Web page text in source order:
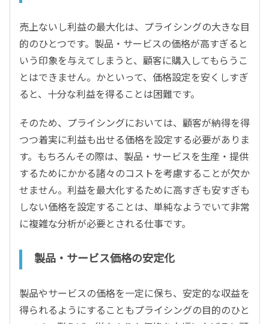
売上ないし利益の最大化は、プライシングの大きな目
的のひとつです。製品・サービスの価格が高すぎると
いう印象を与えてしまうと、顧客に購入してもらうこ
とはできません。かといって、価格設定を安くしすぎ
ると、十分な利益を得ることは困難です。
そのため、プライシングにおいては、顧客が納得を得
つつ着実に利益も出せる価格を設定する必要がありま
す。もちろんその際は、製品・サービスを生産・提供
するためにかかる諸々のコストを考慮することが欠か
せません。利益を最大化するために高すぎも安すぎも
しない価格を設定することは、単純なようでいて非常
に複雑な分析が必要とされる仕事です。
製品・サービス価格の安定化
製品やサービスの価格を一定に保ち、安定的な収益を
得られるようにすることもプライシングの目的のひと